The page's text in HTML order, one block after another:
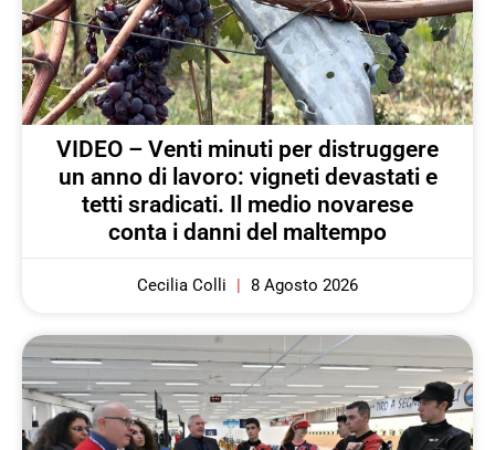
VIDEO – Venti minuti per distruggere
un anno di lavoro: vigneti devastati e
tetti sradicati. Il medio novarese
conta i danni del maltempo
Cecilia Colli 8 Agosto 2026